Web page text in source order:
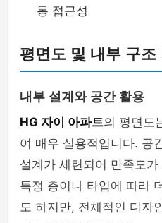
통 접근성
평면도 및 내부 구조
내부 설계와 공간 활용
HG 자이 아파트의 평면도
여 매우 실용적입니다. 공
설계가 세련되어 만족도
특정 층이나 타입에 따라
도 하지만, 전체적인 디자